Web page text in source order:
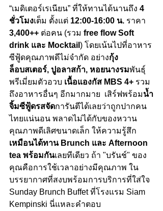
“เมดิเตอร์เรเนียน” ที่ให้ทานได้นานถึง 4
ชั่วโมงเต็ม ตั้งแต่ 12:00-16:00 น. ราคา
3,400++ ต่อคน (รวม free flow Soft
drink และ Mocktail ) โดยเน้นไปที่อาหาร
ซีฟู้ดคุณภาพดีไม่จำกัด อย่างกุ้ง
ล็อบสเตอร์, ปูอลาสก้า, หอยนางรมพันธุ์
พรีเมี่ยมตัวอวบ เนื้อแองกัส MBS 4+ รวม
ถึงอาหารอื่นๆ อีกมากมาย  เสิร์ฟพร้อมน้ำ
จิ้มซีฟู้ดรสจัดการันตีได้เลยว่าถูกปากคน
ไทยแน่นอน พลาดไม่ได้กับของหวาน
คุณภาพดีเลิศขนาดเล็ก ให้ความรู้สึก
เหมือนได้ทาน Brunch และ Afternoon
tea พร้อมกันเลยทีเดียว ถ้า "บรันช์" ของ
คุณคือการใช้เวลาอย่างมีคุณภาพ ใน
บรรยากาศที่สงบพร้อมการบริการที่ใส่ใจ
Sunday Brunch Buffet ที่โรงแรม Siam
Kempinski นี่แหละคำตอบ